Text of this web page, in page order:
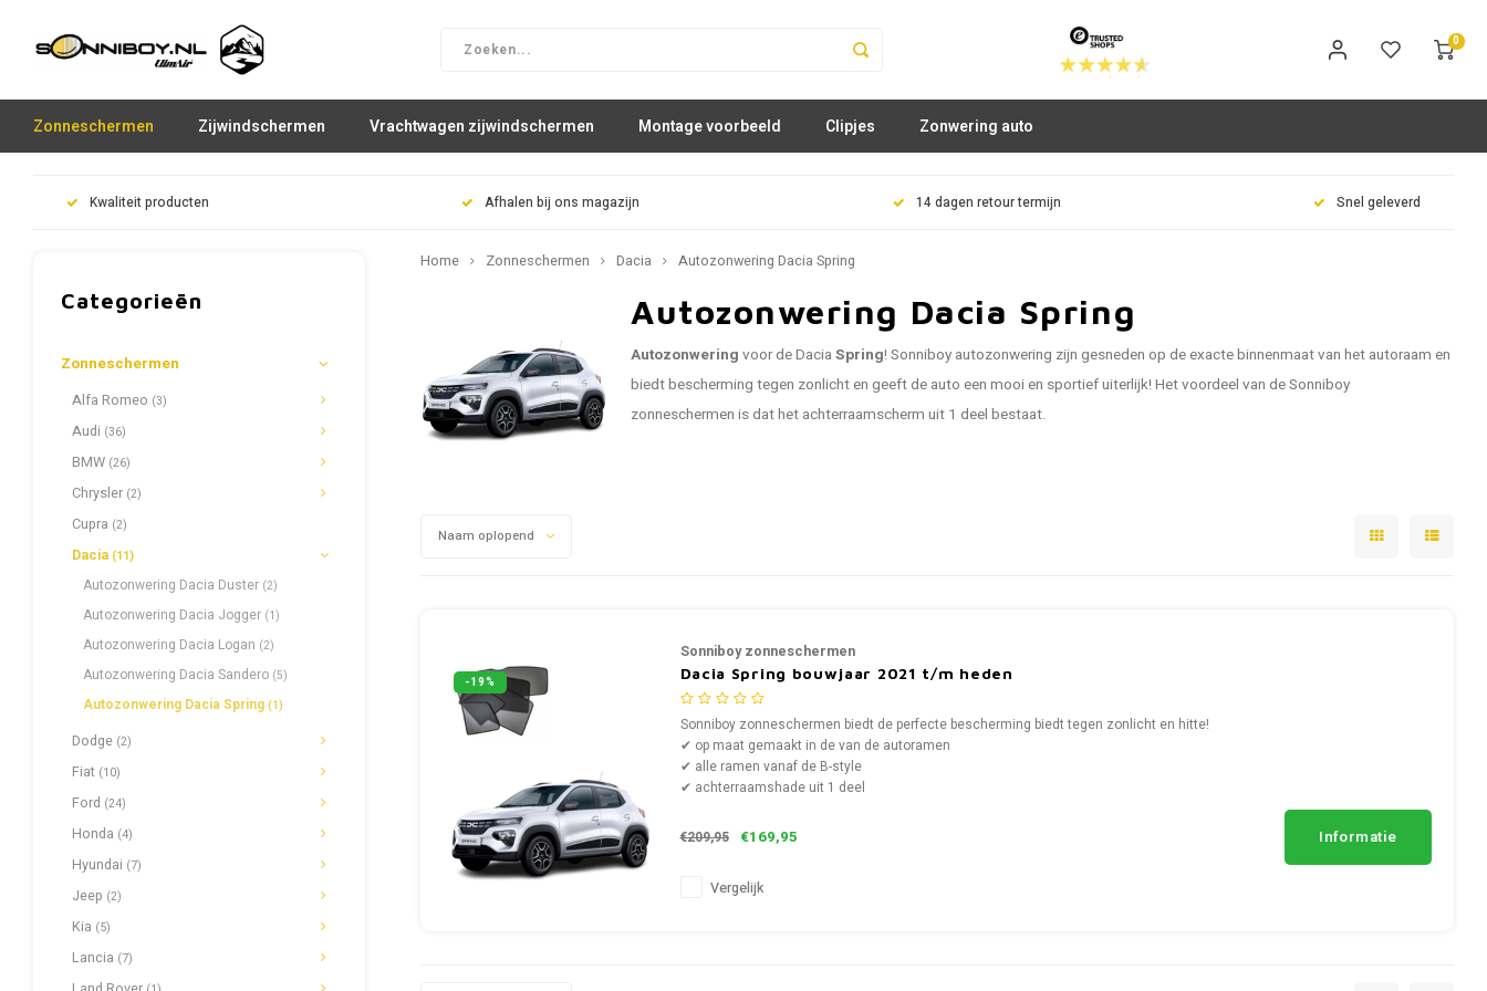
0
Zonneschermen Zijwindschermen Vrachtwagen zijwindschermen Montage voorbeeld Clipjes Zonwering auto
Kwaliteit producten Afhalen bij ons magazijn 14 dagen retour termijn Snel geleverd
Categorieën
Zonneschermen
Alfa Romeo (3)
Audi (36)
BMW (26)
Chrysler (2)
Cupra (2)
Dacia (11)
Autozonwering Dacia Duster (2)
Autozonwering Dacia Jogger (1)
Autozonwering Dacia Logan (2)
Autozonwering Dacia Sandero (5)
Autozonwering Dacia Spring (1)
Dodge (2)
Fiat (10)
Ford (24)
Honda (4)
Hyundai (7)
Jeep (2)
Kia (5)
Lancia (7)
Home Zonneschermen Dacia Autozonwering Dacia Spring
Autozonwering Dacia Spring
Autozonwering voor de Dacia Spring! Sonniboy autozonwering zijn gesneden op de exacte binnenmaat van het autoraam en
biedt bescherming tegen zonlicht en geeft de auto een mooi en sportief uiterlijk! Het voordeel van de Sonniboy
zonneschermen is dat het achterraamscherm uit 1 deel bestaat.
Naam oplopend
-19%
Sonniboy zonneschermen
Dacia Spring bouwjaar 2021 t/m heden
Sonniboy zonneschermen biedt de perfecte bescherming biedt tegen zonlicht en hitte!
✔ op maat gemaakt in de van de autoramen
✔ alle ramen vanaf de B-style
✔ achterraamshade uit 1 deel
€209,95 €169,95 Informatie
Vergelijk